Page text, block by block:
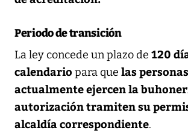
Periodo de transición
La ley concede un plazo de 120
calendario para que las
actualmente ejercen la
autorización tramiten su
alcaldía correspondiente.